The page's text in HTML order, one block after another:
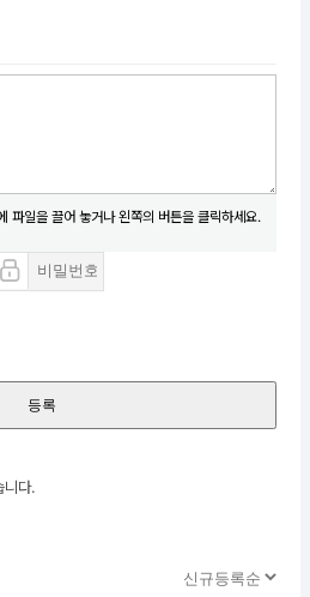
니다.
파일을 끌어 놓거나 왼쪽의 버튼을 클릭하세요.
등록